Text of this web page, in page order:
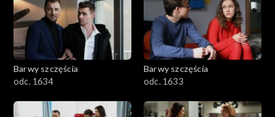
Barwy szczęścia
odc. 1634
Barwy szczęścia
odc. 1633